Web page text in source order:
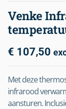
Venke
€ 107,50
Met deze
infrarood
aansturen.